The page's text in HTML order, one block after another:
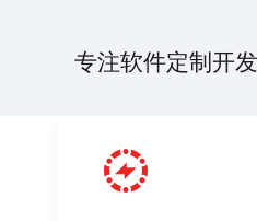
专注软件定制开